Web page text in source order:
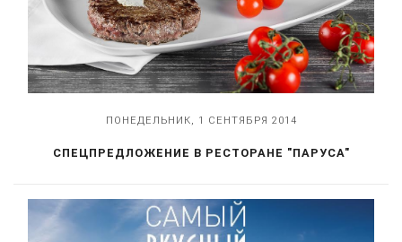
ПОНЕДЕЛЬНИК, 1 СЕНТЯБРЯ 2014
СПЕЦПРЕДЛОЖЕНИЕ В РЕСТОРАНЕ "ПАРУСА"